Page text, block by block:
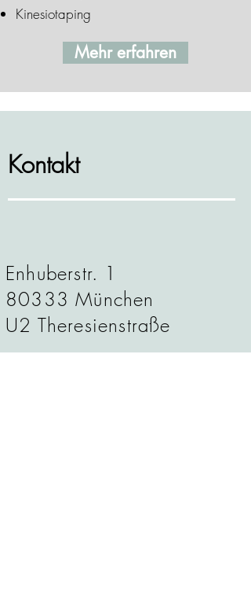
Kinesiotaping
Mehr erfahren
Kontakt
Enhuberstr. 1
80333 München
U2 Theresienstraße